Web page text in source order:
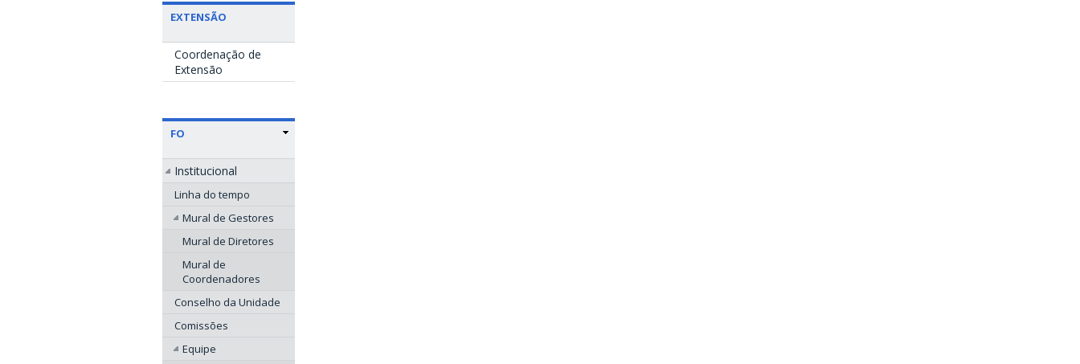
EXTENSÃO
Coordenação de
Extensão
FO
Institucional
Linha do tempo
Mural de Gestores
Mural de Diretores
Mural de
Coordenadores
Conselho da Unidade
Comissões
Equipe